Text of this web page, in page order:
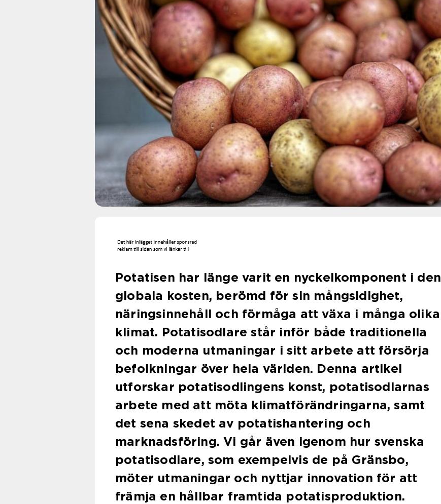
Potatisen har länge varit en nyckelkomponent i den
globala kosten, berömd för sin mångsidighet,
näringsinnehåll och förmåga att växa i många olika
klimat. Potatisodlare står inför både traditionella
och moderna utmaningar i sitt arbete att försörja
befolkningar över hela världen. Denna artikel
utforskar potatisodlingens konst, potatisodlarnas
arbete med att möta klimatförändringarna, samt
det sena skedet av potatishantering och
marknadsföring. Vi går även igenom hur svenska
potatisodlare, som exempelvis de på Gränsbo,
möter utmaningar och nyttjar innovation för att
främja en hållbar framtida potatisproduktion.